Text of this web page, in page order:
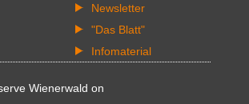
Newsletter
"Das Blatt"
Infomaterial
Wienerwald on